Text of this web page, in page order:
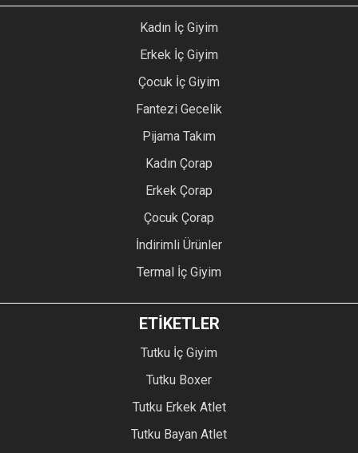
Kadın İç Giyim
Erkek İç Giyim
Çocuk İç Giyim
Fantezi Gecelik
Pijama Takım
Kadın Çorap
Erkek Çorap
Çocuk Çorap
İndirimli Ürünler
Termal İç Giyim
ETİKETLER
Tutku İç Giyim
Tutku Boxer
Tutku Erkek Atlet
Tutku Bayan Atlet